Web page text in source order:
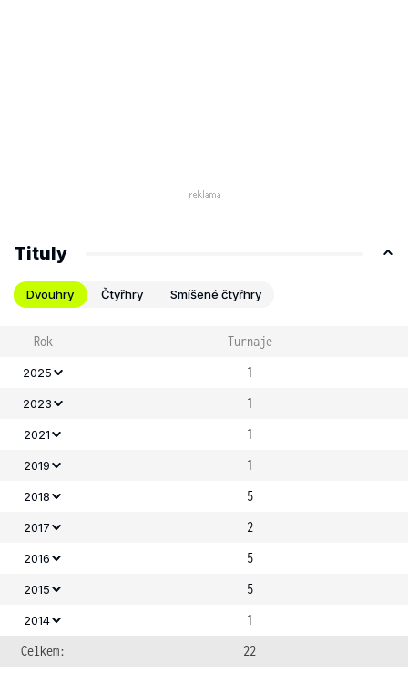
Tituly
Dvouhry Čtyřhry Smíšené čtyřhry
Rok Turnaje
2025 1
2023 1
2021 1
2019 1
2018 5
2017 2
2016 5
2015 5
2014
1
Celkem:
22